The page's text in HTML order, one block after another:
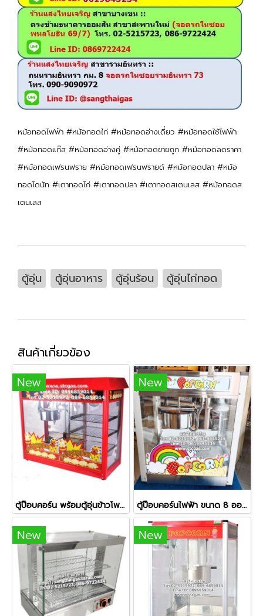
หม้อทอดไฟฟ้า #หม้อทอดไก่ #หม้อทอดอ่างเดี่ยว #หม้อทอดใช้ไฟฟ้า
#หม้อทอดแก๊ส #หม้อทอดอ่างคู่ #หม้อทอดขายถูก #หม้อทอดลดราคา
#หม้อทอดเฟรนฟราย #หม้อทอดเฟรนฟรายด์ #หม้อทอดปลา #หม้อ
ทอดโดนัท #เตาทอดไก่ #เตาทอดปลา #เตาทอดสเตนเลส #หม้อทอดส
เตนเลส
ตู้อุ่น ตู้อุ่นอาหาร ตู้อุ่นร้อน ตู้อุ่นไก่ทอด
สินค้าเกี่ยวข้อง
New
ตู้ป๊อบคอร์น พร้อมตู้อุ่นข้าวโพด ขนาดหม้อ 8 ออนซ์
New
ตู้ป๊อบคอร์นไฟฟ้า ขนาด 8 ออนซ์
New New